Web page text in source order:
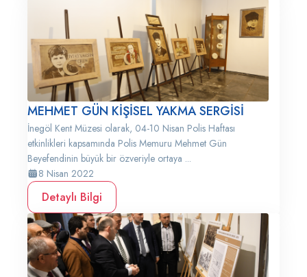
MEHMET GÜN KİŞİSEL YAKMA SERGİSİ
İnegöl Kent Müzesi olarak, 04-10 Nisan Polis Haftası
etkinlikleri kapsamında Polis Memuru Mehmet Gün
Beyefendinin büyük bir özveriyle ortaya ...
8 Nisan 2022
Detaylı Bilgi